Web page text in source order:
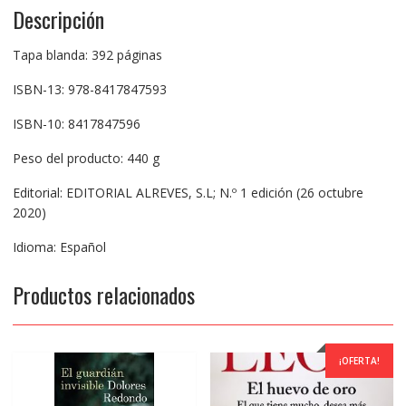
Descripción
Tapa blanda: 392 páginas
ISBN-13: 978-8417847593
ISBN-10: 8417847596
Peso del producto: 440 g
Editorial: EDITORIAL ALREVES, S.L; N.º 1 edición (26 octubre
2020)
Idioma: Español
Productos relacionados
¡OFERTA!